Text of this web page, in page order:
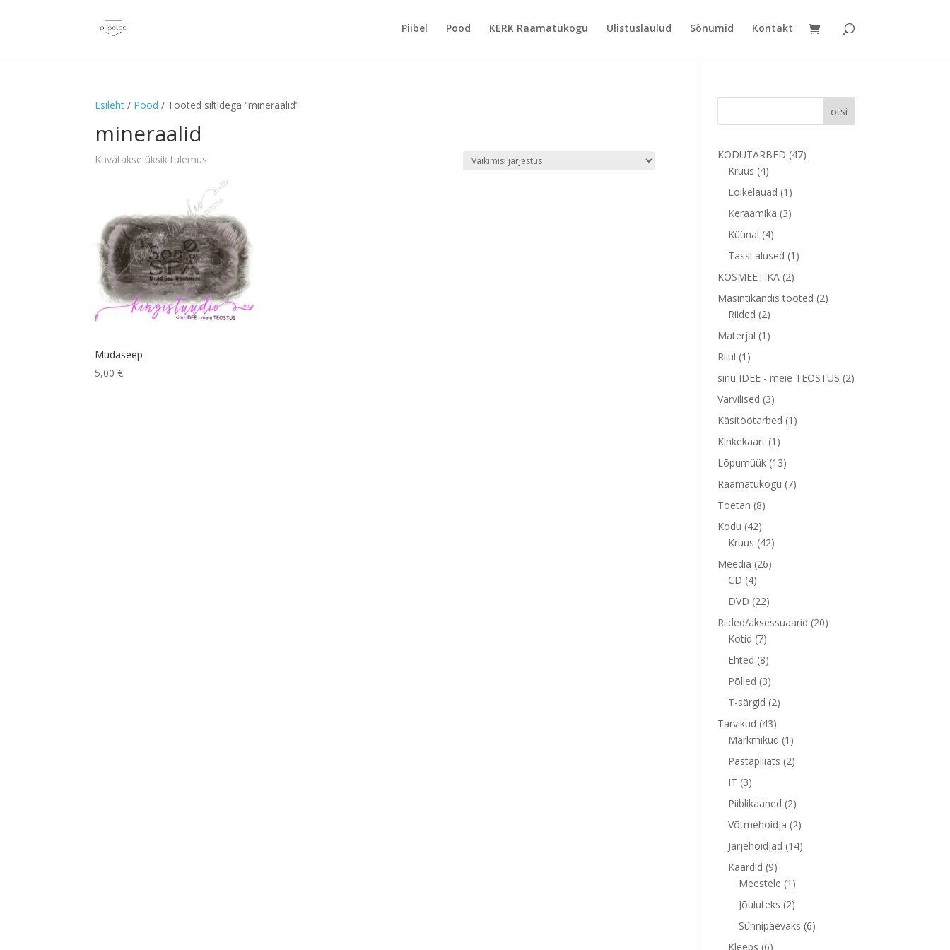
Piibel Pood KERK Raamatukogu Ülistuslaulud Sõnumid Kontakt
Esileht / Pood / Tooted siltidega “mineraalid”
mineraalid
Kuvatakse üksik tulemus
Mudaseep
5,00€
otsi
KODUTARBED 4747
Kruus 44
toodet
Lõikelauad 1 1
toode
Keraamika 33
Küünal 44
toodet
Tassi alused 1 1
KOSMEETIKA 22
toodet
Masintikandis tooted 22
Riided 22
toodet
Materjal 1 1
Riiul 1 1
toode
sinu IDEE - meie TEOSTUS 22
Värvilised 33
toodet
Käsitöötarbed 1 1
Kinkekaart 1 1
toode
Lõpumüük 1313
toodet
Raamatukogu 77
Toetan 88
Kodu 4242
toodet
Kruus 4242
Meedia 2626
CD 44
toodet
DVD 2222
Riided/aksessuaarid 2020
Kotid 77
toodet
Ehted 88
toodet
Põlled 33
toodet
T-särgid 22
Tarvikud 4343
toodet
Märkmikud 1 1
toode
Pastapliiats 22
IT 33
toodet
Piiblikaaned 22
toodet
Võtmehoidja 22
toodet
Järjehoidjad 1414
Kaardid 99
toodet
Meestele 1 1
toode
Jõuluteks 22
toodet
Sünnipäevaks 66
Kleeps 66